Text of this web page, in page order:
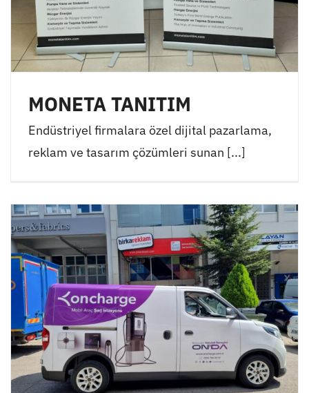
MONETA TANITIM
Endüstriyel firmalara özel dijital pazarlama,
reklam ve tasarım çözümleri sunan [...]